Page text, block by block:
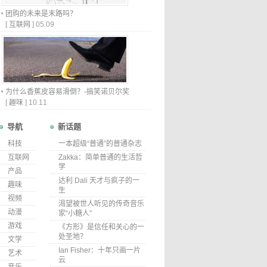
团购的未来是末路吗？
[ 互联网 ] 05.09
为什么香蕉皮容易滑倒？-搞笑诺贝尔奖
[ 趣味 ] 10.11
导航
科技
互联网
产品
趣味
视频
动漫
游戏
文学
艺术
新话题
一本超级“普通”的普通杂志
Zakka：简单普通的生活哲
学
达利 Dali 天才与疯子的一
生
渴望被世人听见的传奇音乐
家“小糖人”
《方形》是信任和关心的一
处圣地？
Ian Fisher：十年只画一片
云